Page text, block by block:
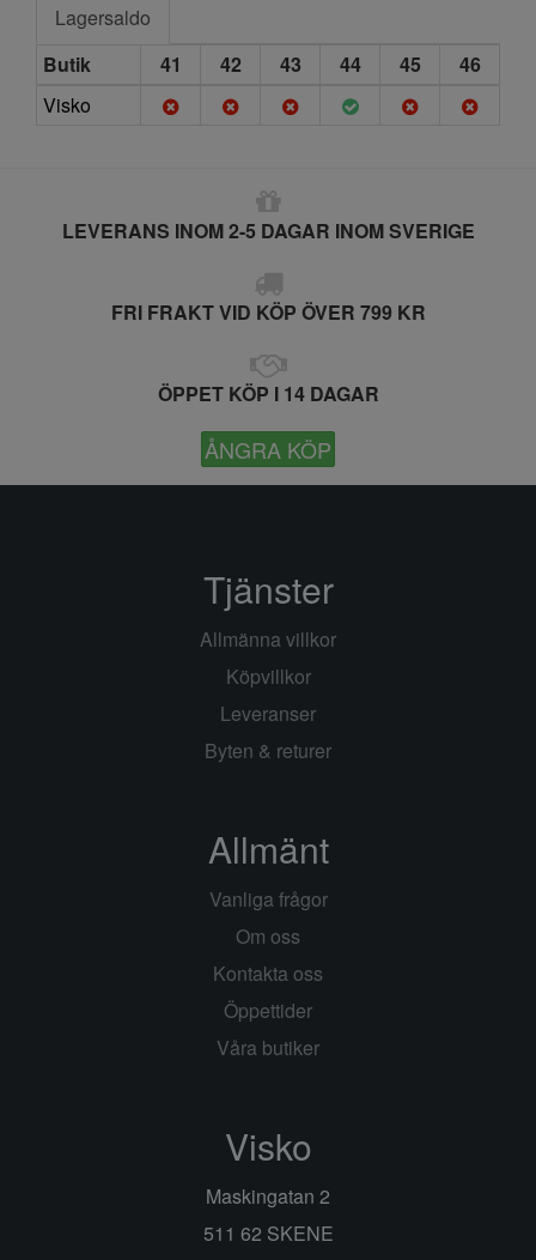
Lagersaldo
Butik
41 42 43 44 45
46
Visko
LEVERANS INOM 2-5 DAGAR INOM SVERIGE
FRI FRAKT VID KÖP ÖVER 799 KR
ÖPPET KÖP I 14 DAGAR
ÅNGRA KÖP
Tjänster
Allmänna villkor
Köpvillkor
Leveranser
Byten & returer
Allmänt
Vanliga frågor
Om oss
Kontakta oss
Öppettider
Våra butiker
Visko
Maskingatan 2
511 62 SKENE